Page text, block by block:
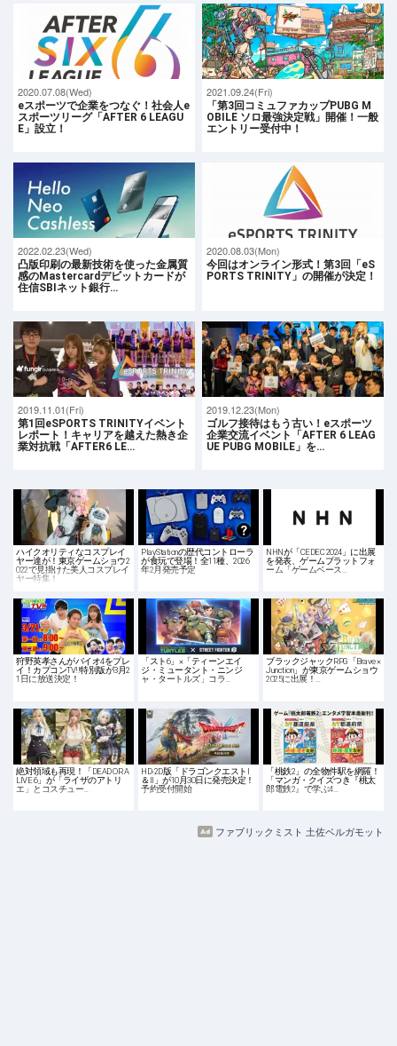
2020.07.08(Wed)
eスポーツで企業をつなぐ！社会人e
スポーツリーグ「AFTER 6 LEAGU
E」設立！
2021.09.24(Fri)
「第3回コミュファカップPUBG M
OBILE ソロ最強決定戦」開催！一般
エントリー受付中！
2022.02.23(Wed)
凸版印刷の最新技術を使った金属質
感のMastercardデビットカードが
住信SBIネット銀行…
2020.08.03(Mon)
今回はオンライン形式！第3回「eS
PORTS TRINITY」の開催が決定！
2019.11.01(Fri)
第1回eSPORTS TRINITYイベント
レポート！キャリアを越えた熱き企
業対抗戦「AFTER6 LE…
2019.12.23(Mon)
ゴルフ接待はもう古い！eスポーツ
企業交流イベント「AFTER 6 LEAG
UE PUBG MOBILE」を…
ハイクオリティなコスプレイ
ヤー達が！東京ゲームショウ2
022で見掛けた美人コスプレイ
ヤー特集！
PlayStationの歴代コントローラ
が食玩で登場！全11種、2026
年2月発売予定
NHNが「CEDEC 2024」に出展
を発表、ゲームプラットフォ
ーム「ゲームベース…
狩野英孝さんがバイオ4をプレ
イ！カプコンTV!!特別版が3月2
1日に放送決定！
「スト6」×「ティーンエイ
ジ・ミュータント・ニンジ
ャ・タートルズ」コラ…
ブラックジャックRPG「Brave ×
Junction」が東京ゲームショウ
2025に出展！…
絶対領域も再現！「DEAD OR A
LIVE 6」が「ライザのアトリ
エ」とコスチュー…
HD-2D版「ドラゴンクエストI
＆II」が10月30日に発売決定！
予約受付開始
「桃鉄2」の全物件駅を網羅！
「マンガ・クイズつき『桃太
郎電鉄2』で学ぶ4…
ファブリックミスト 土佐ベルガモット